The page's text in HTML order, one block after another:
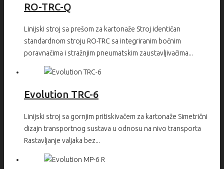
RO-TRC-Q
Linijski stroj sa prešom za kartonaže Stroj identičan
standardnom stroju RO-TRC sa integriranim bočnim
poravnačima i stražnjim pneumatskim zaustavljivačima...
Evolution TRC-6
Linijski stroj sa gornjim pritiskivačem za kartonaže Simetrični
dizajn transportnog sustava u odnosu na nivo transporta
Rastavljanje valjaka bez...